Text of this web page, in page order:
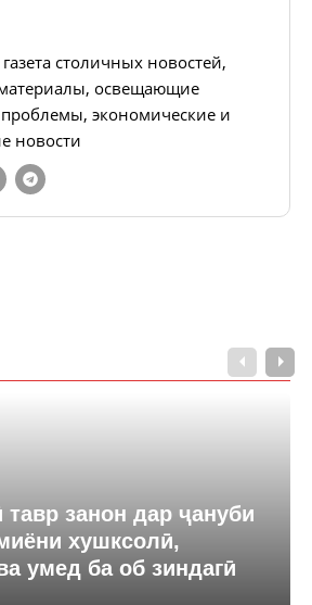
столичных новостей,
освещающие
экономические и
новости
занон дар ҷануби
хушксолӣ,
умед ба об зиндагӣ